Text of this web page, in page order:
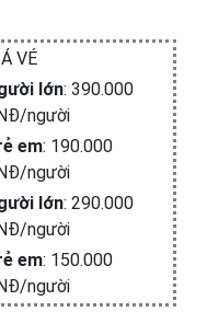
VÉ
lớn: 390.000
người
em: 190.000
người
lớn: 290.000
người
em: 150.000
người